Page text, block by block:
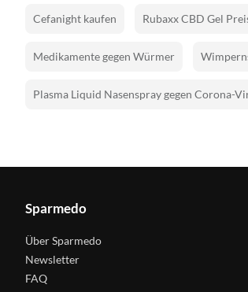
Cefanight kaufen Rubaxx CBD Gel
Medikamente gegen Würmer
Plasma Liquid Nasenspray gegen Corona-
Sparmedo
Über Sparmedo
Newsletter
FAQ